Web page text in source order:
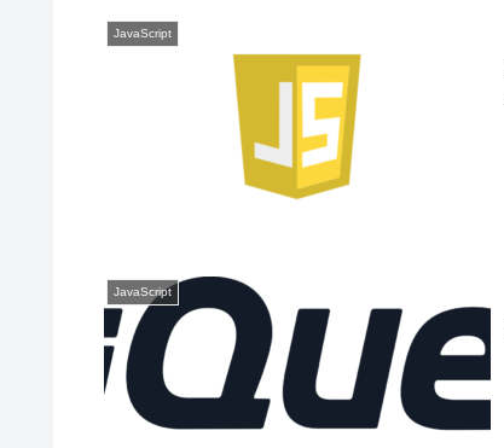
JavaScript
JavaScript